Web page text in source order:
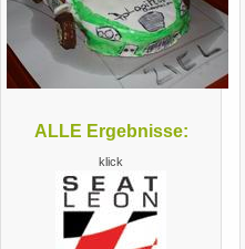
ALLE Ergebnisse:
klick